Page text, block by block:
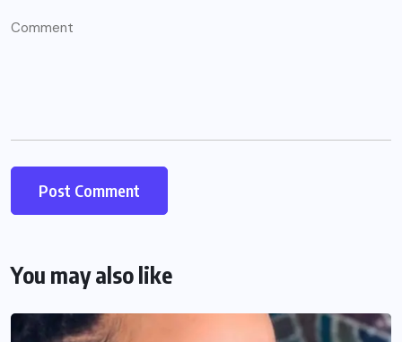
You may also like